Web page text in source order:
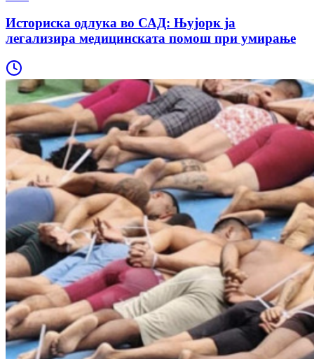
Историска одлука во САД: Њујорк ја
легализира медицинската помош при умирање